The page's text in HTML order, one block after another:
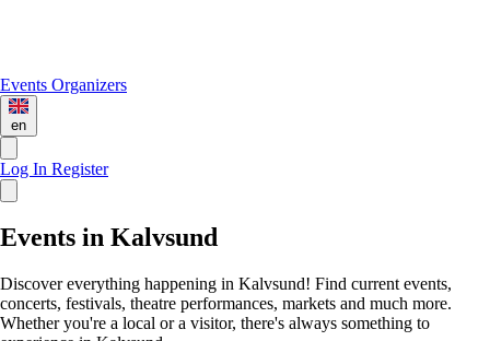
Events Organizers
en
Log In Register
Events in Kalvsund
Discover everything happening in Kalvsund! Find current events,
concerts, festivals, theatre performances, markets and much more.
Whether you're a local or a visitor, there's always something to